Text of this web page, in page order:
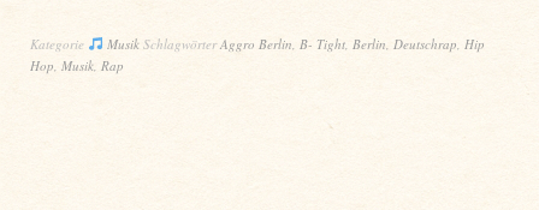
Kategorie Musik SchlagwörterAggro Berlin, B- Tight, Berlin, Deutschrap, Hip
Hop, Musik, Rap